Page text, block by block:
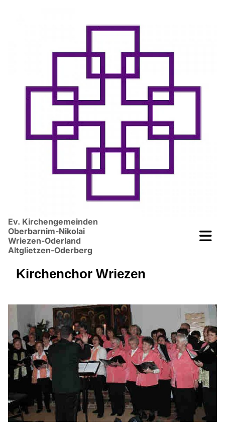
Ev. Kirchengemeinden
Oberbarnim-Nikolai
Wriezen-Oderland
Altglietzen-Oderberg
Kirchenchor Wriezen